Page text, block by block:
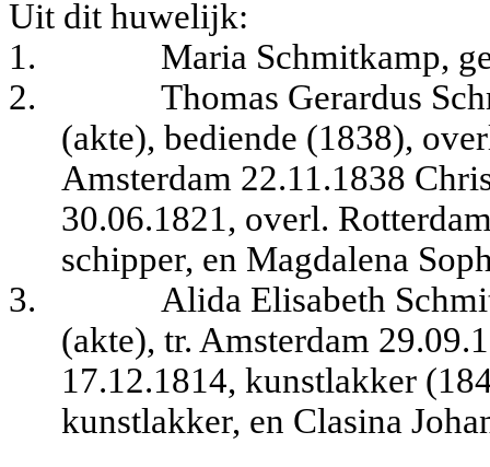
Uit dit huwelijk:
1.
Maria Schmitkamp,
2.
Thomas Gerardus
(akte), bediende (1838),
Amsterdam 22.11.1838
30.06.1821, overl.
schipper, en Magdalena
3.
Alida Elisabeth
(akte), tr. Amsterdam
17.12.1814, kunstlakker
kunstlakker, en Clasina